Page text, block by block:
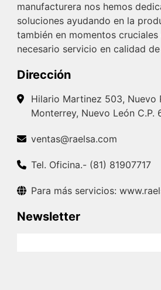
manufacturera nos hemos
soluciones ayudando en la
también en momentos cruciales
necesario servicio en calidad
Dirección
Hilario Martinez 503, Nuevo
Monterrey, Nuevo León C.P.
ventas@raelsa.com
Tel. Oficina.- (81) 81907717
Para más servicios:
Newsletter